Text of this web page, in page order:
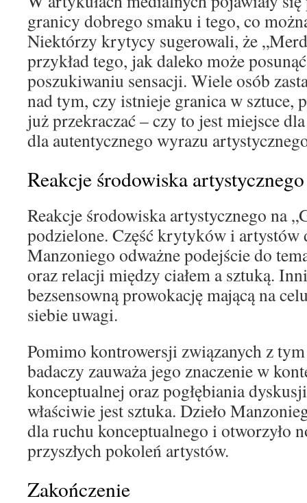
granicy dobrego smaku i tego, co
Niektórzy krytycy sugerowali, że
przykład tego, jak daleko może
poszukiwaniu sensacji. Wiele osób
nad tym, czy istnieje granica w sztuce,
już przekraczać – czy to jest miejsce
dla autentycznego wyrazu
Reakcje środowiska artystycznego
Reakcje środowiska artystycznego na
podzielone. Część krytyków i artystów
Manzoniego odważne podejście do
oraz relacji między ciałem a sztuką.
bezsensowną prowokację mającą na
siebie uwagi.
Pomimo kontrowersji związanych z
badaczy zauważa jego znaczenie w
konceptualnej oraz pogłębiania
właściwie jest sztuka. Dzieło
dla ruchu konceptualnego i otworzyło
przyszłych pokoleń artystów.
Zakończenie